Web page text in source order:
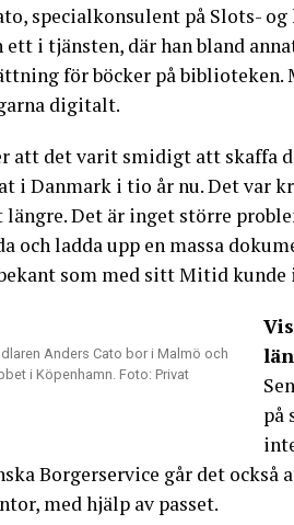
specialkonsulent på Slots-
ett i tjänsten, där han bland
för böcker på
digitalt.
att det varit smidigt att skaffa
i Danmark i tio år nu. Det var
Det är inget större
och ladda upp en massa
som med sitt Mitid
Anders Cato bor i Malmö och
i Köpenhamn. Foto: Privat
på
Borgerservice går det
med hjälp av passet.